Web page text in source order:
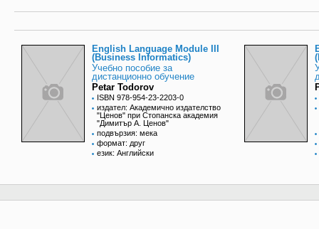
English Language Module III
(Business Informatics)
Учебно пособие за
дистанционно обучение
Petar Todorov
ISBN 978-954-23-2203-0
издател: Академично издателство
"Ценов" при Стопанска академия
"Димитър А. Ценов"
подвързия: мека
формат: друг
език: Английски